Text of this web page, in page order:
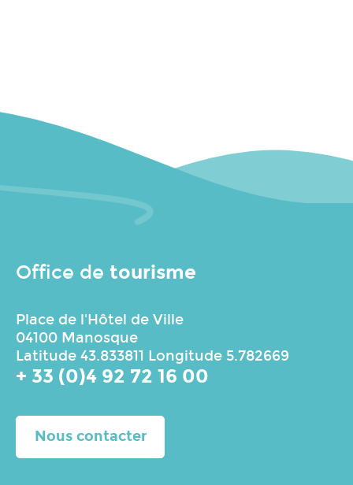
Office de tourisme
Place de l'Hôtel de Ville
04100 Manosque
Latitude 43.833811 Longitude 5.782669
+ 33 (0)4 92 72 16 00
Nous contacter